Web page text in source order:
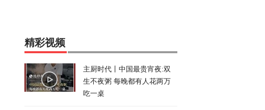
精彩视频
主厨时代丨中国最贵宵夜:双
生不夜粥 每晚都有人花两万
吃一桌